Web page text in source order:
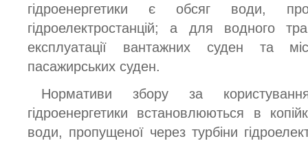
гідроенергетики є обсяг води,
гідроелектростанцій; а для водного
експлуатації вантажних суден та
пасажирських суден.
Нормативи збору за
гідроенергетики встановлюються в
води, пропущеної через турбіни